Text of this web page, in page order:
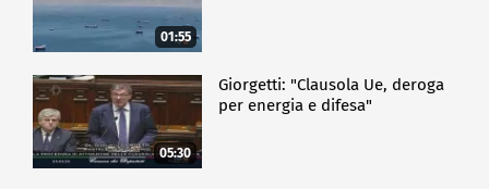
01:55
05:30
Giorgetti: "Clausola Ue, deroga
per energia e difesa"